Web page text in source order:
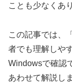
ことも少なくあ
この記事では、
者でも理解しや
Windowsで確認
あわせて解説し